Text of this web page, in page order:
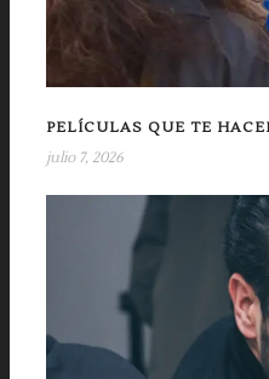
PELÍCULAS QUE TE
julio 7, 2026